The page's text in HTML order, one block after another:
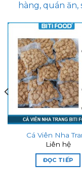
hàng, quán ăn,
Cá Viên Nha
Liên hệ
ĐỌC TIẾP